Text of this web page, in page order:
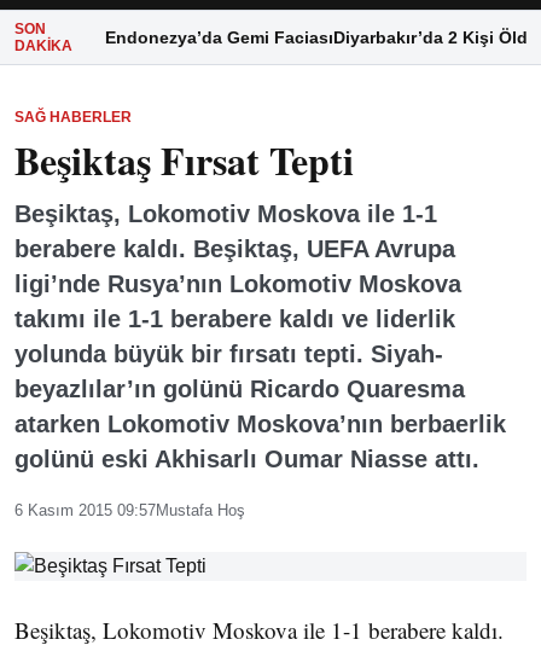
SON
DAKIKA
Endonezya’da Gemi FaciasıDiyarbakır’da 2 Kişi Öldü
SAĞ HABERLER
Beşiktaş Fırsat Tepti
Beşiktaş, Lokomotiv Moskova ile 1-1
berabere kaldı. Beşiktaş, UEFA Avrupa
ligi’nde Rusya’nın Lokomotiv Moskova
takımı ile 1-1 berabere kaldı ve liderlik
yolunda büyük bir fırsatı tepti. Siyah-
beyazlılar’ın golünü Ricardo Quaresma
atarken Lokomotiv Moskova’nın berbaerlik
golünü eski Akhisarlı Oumar Niasse attı.
6 Kasım 2015 09:57Mustafa Hoş
Beşiktaş, Lokomotiv Moskova ile 1-1 berabere kaldı.